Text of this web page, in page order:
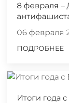
8 февраля –
06 февраля
ПОДРОБНЕЕ
Итоги года